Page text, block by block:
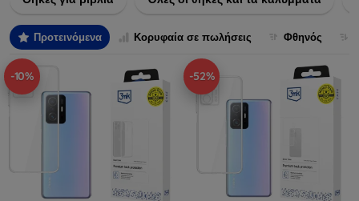
Προτεινόμενα Κορυφαία σε πωλήσεις Φθηνός
-10% -52%